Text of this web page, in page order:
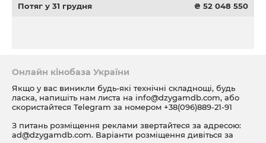
Потяг у 31 грудня ₴ 52 048 550
Онлайн кінобаза України
Якщо у вас виникли будь-які технічні складнощі, будь
ласка, напишіть нам листа на info@dzygamdb.com, або
скористайтеся Telegram за номером +38(096)889-21-91
З питань розміщення реклами звертайтеся за адресою:
ad@dzygamdb.com. Варіанти розміщення дивіться за